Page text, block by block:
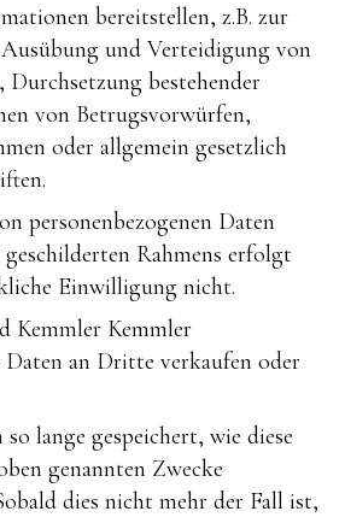
bereitstellen, z.B. zur
und Verteidigung von
Durchsetzung bestehender
von Betrugsvorwürfen,
oder allgemein gesetzlich
personenbezogenen Daten
Rahmens erfolgt
Einwilligung nicht.
Kemmler Kemmler
Daten an Dritte verkaufen oder
lange gespeichert, wie diese
genannten Zwecke
dies nicht mehr der Fall ist,